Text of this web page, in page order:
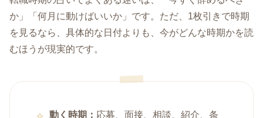
か」「何月に動けばいいか」です。ただ、1枚引きで時期
を見るなら、具体的な日付よりも、今がどんな時期かを読
むほうが現実的です。
動く時期： 応募、面接、相談、紹介、条